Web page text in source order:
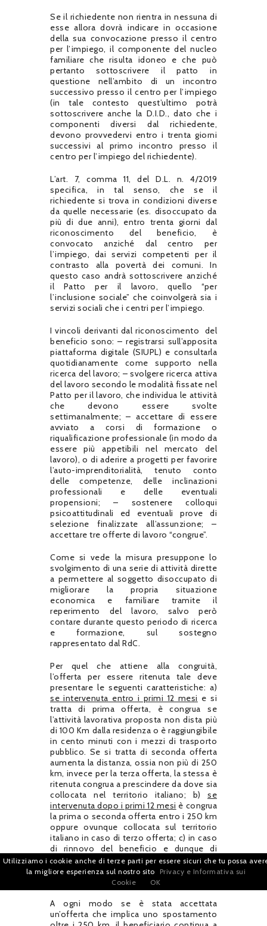
Se il richiedente non rientra in nessuna di
esse allora dovrà indicare in occasione
della sua convocazione presso il centro
per l’impiego, il componente del nucleo
familiare che risulta idoneo e che può
pertanto sottoscrivere il patto in
questione nell’ambito di un incontro
successivo presso il centro per l’impiego
(in tale contesto quest’ultimo potrà
sottoscrivere anche la D.I.D., dato che i
componenti diversi dal richiedente,
devono provvedervi entro i trenta giorni
successivi al primo incontro presso il
centro per l’impiego del richiedente).
L’art. 7, comma 11, del D.L. n. 4/2019
specifica, in tal senso, che se il
richiedente si trova in condizioni diverse
da quelle necessarie (es. disoccupato da
più di due anni), entro trenta giorni dal
riconoscimento del beneficio, è
convocato anziché dal centro per
l’impiego, dai servizi competenti per il
contrasto alla povertà dei comuni. In
questo caso andrà sottoscrivere anziché
il Patto per il lavoro, quello “per
l’inclusione sociale” che coinvolgerà sia i
servizi sociali che i centri per l’impiego.
I vincoli derivanti dal riconoscimento del
beneficio sono: – registrarsi sull’apposita
piattaforma digitale (SIUPL) e consultarla
quotidianamente come supporto nella
ricerca del lavoro; – svolgere ricerca attiva
del lavoro secondo le modalità fissate nel
Patto per il lavoro, che individua le attività
che devono essere svolte
settimanalmente; – accettare di essere
avviato a corsi di formazione o
riqualificazione professionale (in modo da
essere più appetibili nel mercato del
lavoro), o di aderire a progetti per favorire
l’auto-imprenditorialità, tenuto conto
delle competenze, delle inclinazioni
professionali e delle eventuali
propensioni; – sostenere colloqui
psicoattitudinali ed eventuali prove di
selezione finalizzate all’assunzione; –
accettare tre offerte di lavoro “congrue”.
Come si vede la misura presuppone lo
svolgimento di una serie di attività dirette
a permettere al soggetto disoccupato di
migliorare la propria situazione
economica e familiare tramite il
reperimento del lavoro, salvo però
contare durante questo periodo di ricerca
e formazione, sul sostegno
rappresentato dal RdC.
Per quel che attiene alla congruità,
l’offerta per essere ritenuta tale deve
presentare le seguenti caratteristiche: a)
se intervenuta entro i primi 12 mesi e si
tratta di prima offerta, è congrua se
l’attività lavorativa proposta non dista più
di 100 Km dalla residenza o è raggiungibile
in cento minuti con i mezzi di trasporto
pubblico. Se si tratta di seconda offerta
aumenta la distanza, ossia non più di 250
km, invece per la terza offerta, la stessa è
ritenuta congrua a prescindere da dove sia
collocata nel territorio italiano; b) se
intervenuta dopo i primi 12 mesi è congrua
la prima o seconda offerta entro i 250 km
oppure ovunque collocata sul territorio
italiano in caso di terzo offerta; c) in caso
di rinnovo del beneficio e dunque di
offerta dopo i 18 mesiè congrua ovunque
collocata nel territorio italiano, anche se
si tratta di prima offerta.
A ogni modo se è stata accettata
un’offerta che implica uno spostamento
Utilizziamo i cookie anche di terze parti per essere sicuri che tu possa
la migliore esperienza sul nostro sito
Privacy e Informativa sui
Cookie
OK